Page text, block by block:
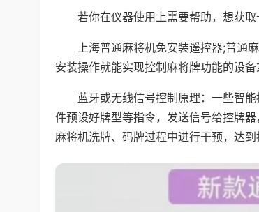
若你在仪器使用上需要帮助，想获
上海普通麻将机免安装遥控器;普通
安装操作就能实现控制麻将牌功能的设备
蓝牙或无线信号控制原理：一些智
件预设好牌型等指令，发送信号给控牌
麻将机洗牌、码牌过程中进行干预，达到